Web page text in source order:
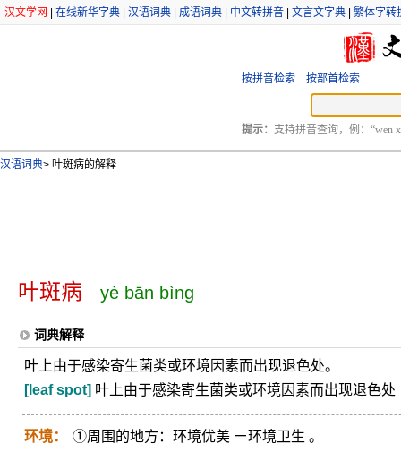
汉文学网 在线新华字典 汉语词典 成语词典 中文转拼音 文言文字典 繁体字转
按拼音检索 按部首检索
提示： 支持拼音查询，例：“wen
汉语词典> 叶斑病的解释
叶斑病 yè bān bìng
词典解释
叶上由于感染寄生菌类或环境因素而出现退色处。
[leaf spot] 叶上由于感染寄生菌类或环境因素而出现退色处
环境：
①周围的地方：环境优美 ㄧ环境卫生 。